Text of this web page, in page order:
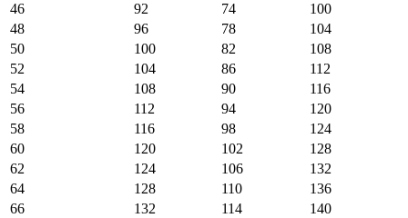
46
92 74
100
48
96 78
104
50
100 82
108
52
104 86
112
54
108 90
116
56
112 94
120
58
116 98
124
60
120 102
128
62
124 106
132
64
128 110
136
66
132 114
140